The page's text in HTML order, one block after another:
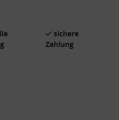
sichere
Zahlung